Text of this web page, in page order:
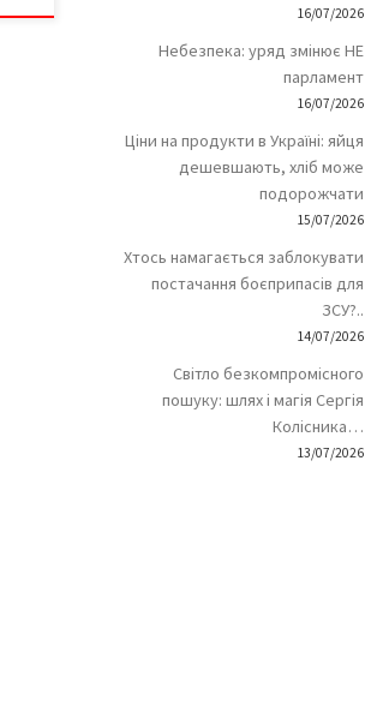
16/07/2026
Небезпека: уряд змінює НЕ
парламент
16/07/2026
Ціни на продукти в Україні: яйця
дешевшають, хліб може
подорожчати
15/07/2026
Хтось намагається заблокувати
постачання боєприпасів для
ЗСУ?..
14/07/2026
Світло безкомпромісного
пошуку: шлях і магія Сергія
Колісника…
13/07/2026